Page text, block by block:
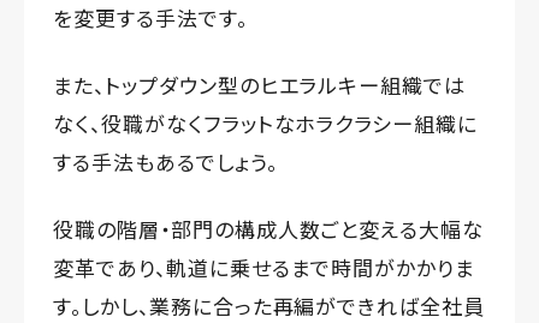
を変更する手法です。
また、トップダウン型のヒエラルキー組織では
なく、役職がなくフラットなホラクラシー組織に
する手法もあるでしょう。
役職の階層・部門の構成人数ごと変える大幅な
変革であり、軌道に乗せるまで時間がかかりま
す。しかし、業務に合った再編ができれば全社員